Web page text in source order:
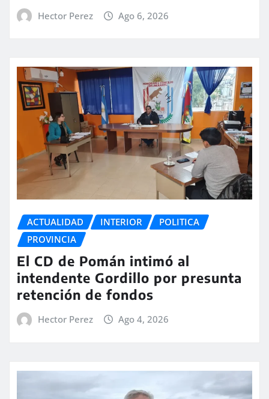
Hector Perez Ago 6, 2026
ACTUALIDAD INTERIOR
POLITICA
PROVINCIA
El CD de Pomán intimó al
intendente Gordillo por presunta
retención de fondos
Hector Perez Ago 4, 2026